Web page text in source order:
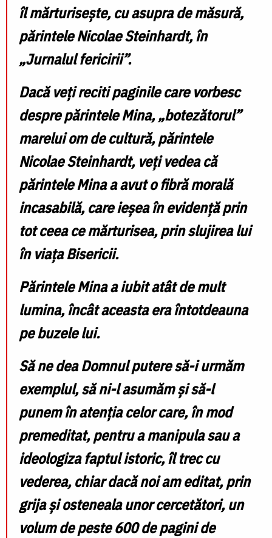
îl mărturisește, cu asupra de măsură,
părintele Nicolae Steinhardt, în
„Jurnalul fericirii”.
Dacă veți reciti paginile care vorbesc
despre părintele Mina, „botezătorul”
marelui om de cultură, părintele
Nicolae Steinhardt, veți vedea că
părintele Mina a avut o fibră morală
incasabilă, care ieșea în evidență prin
tot ceea ce mărturisea, prin slujirea lui
în viața Bisericii.
Părintele Mina a iubit atât de mult
lumina, încât aceasta era întotdeauna
pe buzele lui.
Să ne dea Domnul putere să-i urmăm
exemplul, să ni-l asumăm și să-l
punem în atenția celor care, în mod
premeditat, pentru a manipula sau a
ideologiza faptul istoric, îl trec cu
vederea, chiar dacă noi am editat, prin
grija și osteneala unor cercetători, un
volum de peste 600 de pagini de